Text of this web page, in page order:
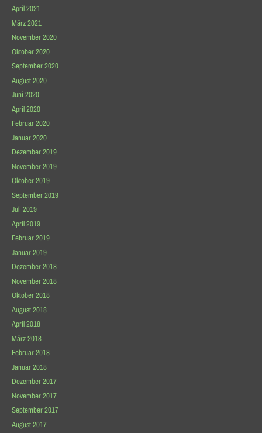
April 2021
März 2021
November 2020
Oktober 2020
September 2020
August 2020
Juni 2020
April 2020
Februar 2020
Januar 2020
Dezember 2019
November 2019
Oktober 2019
September 2019
Juli 2019
April 2019
Februar 2019
Januar 2019
Dezember 2018
November 2018
Oktober 2018
August 2018
April 2018
März 2018
Februar 2018
Januar 2018
Dezember 2017
November 2017
September 2017
August 2017